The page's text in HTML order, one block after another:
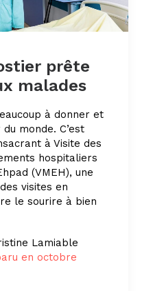
prête
malades
à donner et
monde. C’est
à Visite des
hospitaliers
(VMEH), une
visites en
le sourire à bien
Lamiable
en octobre